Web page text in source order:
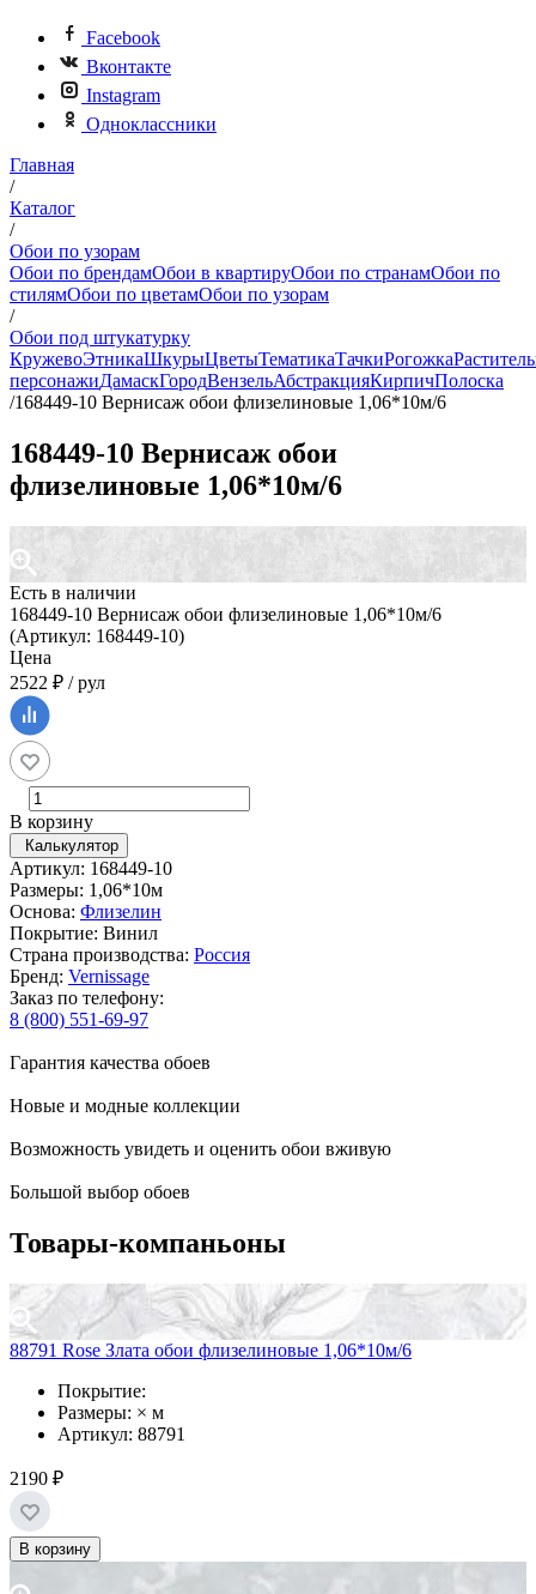
Facebook
Вконтакте
Instagram
Одноклассники
Главная
/
Каталог
/
Обои по узорам
Обои по брендамОбои в квартируОбои по странамОбои по
стилямОбои по цветамОбои по узорам
/
Обои под штукатурку
КружевоЭтникаШкурыЦветыТематикаТачкиРогожка
персонажиДамаскГородВензельАбстракцияКирпичПолоска
/168449-10 Вернисаж обои флизелиновые 1,06*10м/6
168449-10 Вернисаж обои
флизелиновые 1,06*10м/6
Есть в наличии
168449-10 Вернисаж обои флизелиновые 1,06*10м/6
(Артикул: 168449-10)
Цена
2522 ₽ / рул
В корзину
Калькулятор
Артикул: 168449-10
Размеры: 1,06*10м
Основа: Флизелин
Покрытие: Винил
Страна производства: Россия
Бренд: Vernissage
Заказ по телефону:
8 (800) 551-69-97
Гарантия качества обоев
Новые и модные коллекции
Возможность увидеть и оценить обои вживую
Большой выбор обоев
Товары-компаньоны
88791 Rose Злата обои флизелиновые 1,06*10м/6
Покрытие:
Размеры: × м
Артикул: 88791
2190 ₽
В корзину